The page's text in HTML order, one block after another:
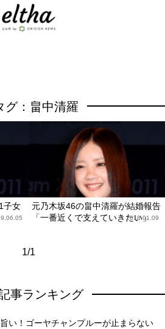
グ：畠中清羅
子女
元乃木坂46の畠中清羅が結婚報告
「一番近くで支えていきたい」
2018.01.09
1/1
事ランキング
い！ゴーヤチャンプルーが止まらない